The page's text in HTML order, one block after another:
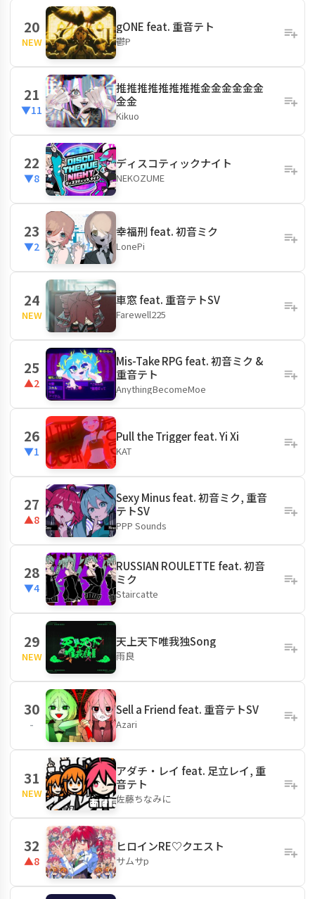
20
NEW
gONE feat. 重音テト
鬱P
21
▼11
推推推推推推推推金金金金金金
金金
Kikuo
22
▼8
ディスコティックナイト
NEKOZUME
23
▼2
幸福刑 feat. 初音ミク
LonePi
24
NEW
車窓 feat. 重音テトSV
Farewell225
25
▲2
Mis-Take RPG feat. 初音ミク &
重音テト
AnythingBecomeMoe
26
▼1
Pull the Trigger feat. Yi Xi
KAT
27
▲8
Sexy Minus feat. 初音ミク, 重音
テトSV
PPP Sounds
28
▼4
RUSSIAN ROULETTE feat. 初音
ミク
Staircatte
29
NEW
天上天下唯我独Song
雨良
30
-
Sell a Friend feat. 重音テトSV
Azari
31
NEW
アダチ・レイ feat. 足立レイ, 重
音テト
佐藤ちなみに
32
▲8
ヒロインRE♡クエスト
サムサp